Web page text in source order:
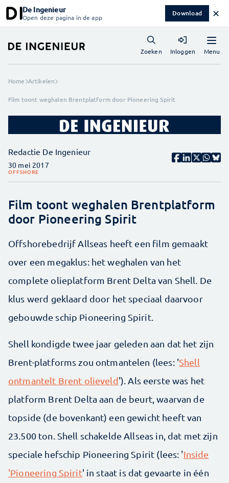
De Ingenieur
Open deze pagina in de app Download ✕
Menu
Zoeken Inloggen
Home Artikelen
Film toont weghalen Brentplatform door Pioneering Spirit
Redactie De Ingenieur
30 mei 2017
OFFSHORE
Film toont weghalen Brentplatform
door Pioneering Spirit
Offshorebedrijf Allseas heeft een film gemaakt
over een megaklus: het weghalen van het
complete olieplatform Brent Delta van Shell. De
klus werd geklaard door het speciaal daarvoor
gebouwde schip Pioneering Spirit.
Shell kondigde twee jaar geleden aan dat het zijn
Brent-platforms zou ontmantelen (lees: 'Shell
ontmantelt Brent olieveld'). Als eerste was het
platform Brent Delta aan de beurt, waarvan de
topside (de bovenkant) een gewicht heeft van
23.500 ton. Shell schakelde Allseas in, dat met zijn
speciale hefschip Pioneering Spirit (lees: 'Inside
'Pioneering Spirit' in staat is dat gevaarte in één